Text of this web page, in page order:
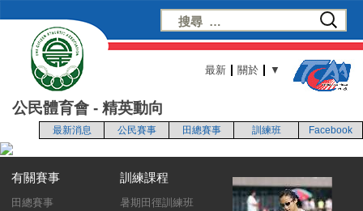
最新 關於 ▼
公民體育會 - 精英動向
Facebook
訓練班
田總賽事
公民賽事
最新消息
有關賽事
田總賽事
訓練課程
暑期田徑訓練班